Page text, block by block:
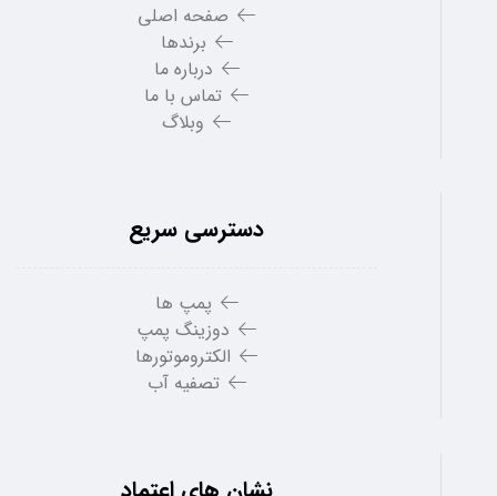
صفحه اصلی
برندها
درباره ما
تماس با ما
وبلاگ
دسترسی سریع
پمپ ها
دوزینگ پمپ
الکتروموتورها
تصفیه آب